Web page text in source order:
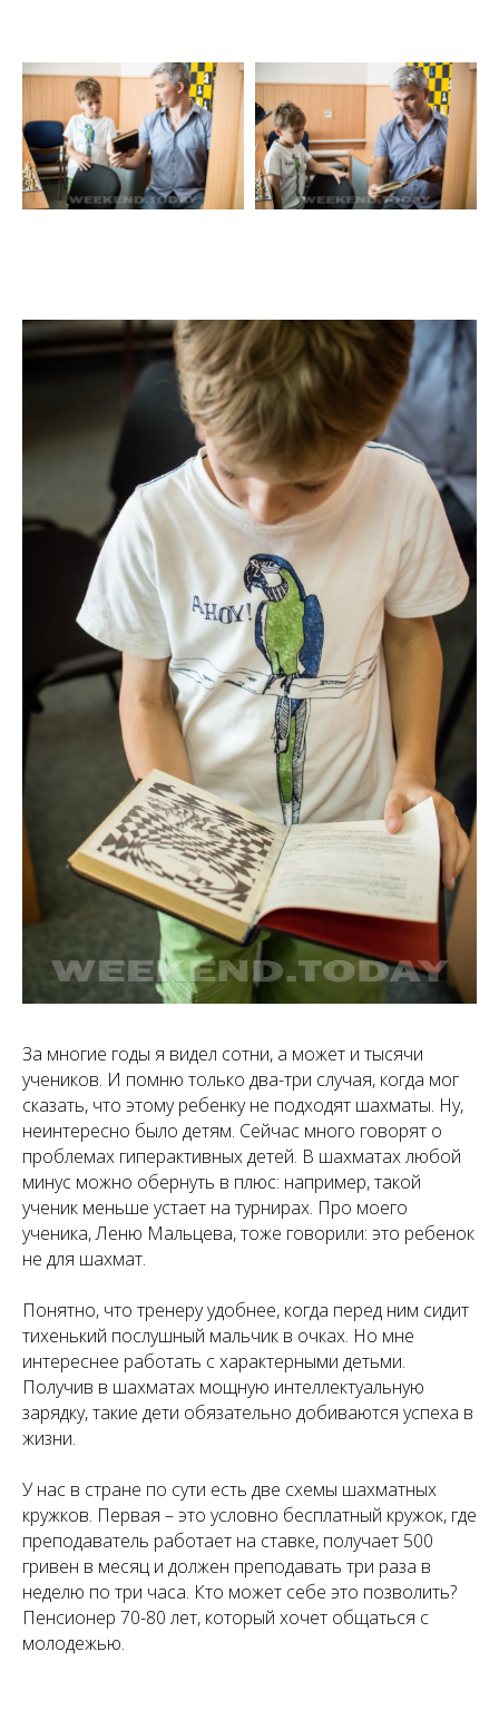
За многие годы я видел сотни, а может и тысячи
учеников. И помню только два-три случая, когда мог
сказать, что этому ребенку не подходят шахматы. Ну,
неинтересно было детям. Сейчас много говорят о
проблемах гиперактивных детей. В шахматах любой
минус можно обернуть в плюс: например, такой
ученик меньше устает на турнирах. Про моего
ученика, Леню Мальцева, тоже говорили: это ребенок
не для шахмат.
Понятно, что тренеру удобнее, когда перед ним сидит
тихенький послушный мальчик в очках. Но мне
интереснее работать с характерными детьми.
Получив в шахматах мощную интеллектуальную
зарядку, такие дети обязательно добиваются успеха в
жизни.
У нас в стране по сути есть две схемы шахматных
кружков. Первая – это условно бесплатный кружок, где
преподаватель работает на ставке, получает 500
гривен в месяц и должен преподавать три раза в
неделю по три часа. Кто может себе это позволить?
Пенсионер 70-80 лет, который хочет общаться с
молодежью.